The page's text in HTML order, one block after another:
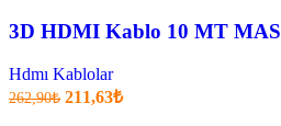
3D HDMI Kablo 10 MT MAS
Hdmı Kablolar
262,90₺ Orijinal
211,63₺Şu